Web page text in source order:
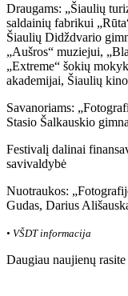
Draugams: „Šiaulių
saldainių fabrikui
Šiaulių Didždvario
„Aušros“ muziejui,
„Extreme“ šokių
akademijai, Šiaulių
Savanoriams:
Stasio Šalkauskio
Festivalį dalinai
savivaldybė
Nuotraukos:
Gudas, Darius
• VŠDT informacija
Daugiau naujienų